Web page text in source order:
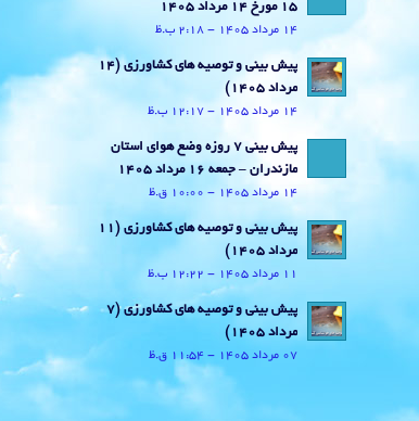
15 مورخ 14 مرداد 1405
14 مرداد 1405 - 2:18 ب.ظ
پیش بینی و توصیه های کشاورزی (14
مرداد ۱۴۰۵)
14 مرداد 1405 - 12:17 ب.ظ
پیش بینی 7 روزه وضع هوای استان
مازندران – جمعه 16 مرداد 1405
14 مرداد 1405 - 10:00 ق.ظ
پیش بینی و توصیه های کشاورزی (11
مرداد ۱۴۰۵)
11 مرداد 1405 - 12:22 ب.ظ
پیش بینی و توصیه های کشاورزی (7
مرداد ۱۴۰۵)
07 مرداد 1405 - 11:54 ق.ظ